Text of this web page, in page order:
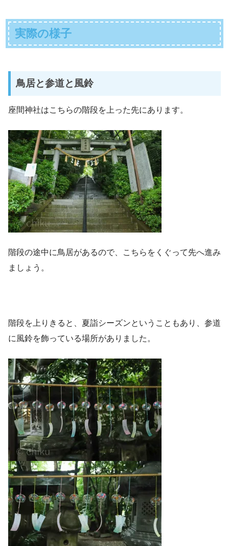
実際の様子
鳥居と参道と風鈴
座間神社はこちらの階段を上った先にあります。
階段の途中に鳥居があるので、こちらをくぐって先へ進み
ましょう。
階段を上りきると、夏詣シーズンということもあり、参道
に風鈴を飾っている場所がありました。